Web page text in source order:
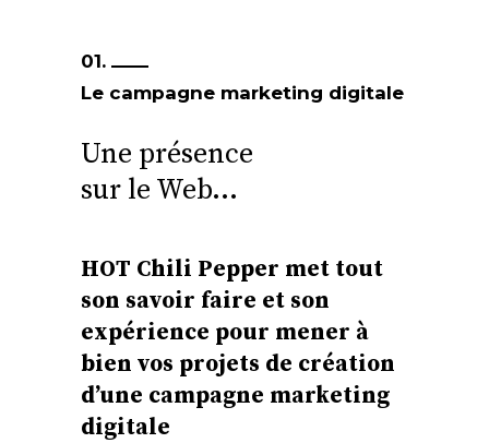
01.
Le campagne marketing digitale
Une présence
sur le Web…
HOT Chili Pepper met tout
son savoir faire et son
expérience pour mener à
bien vos projets de création
d’une campagne marketing
digitale